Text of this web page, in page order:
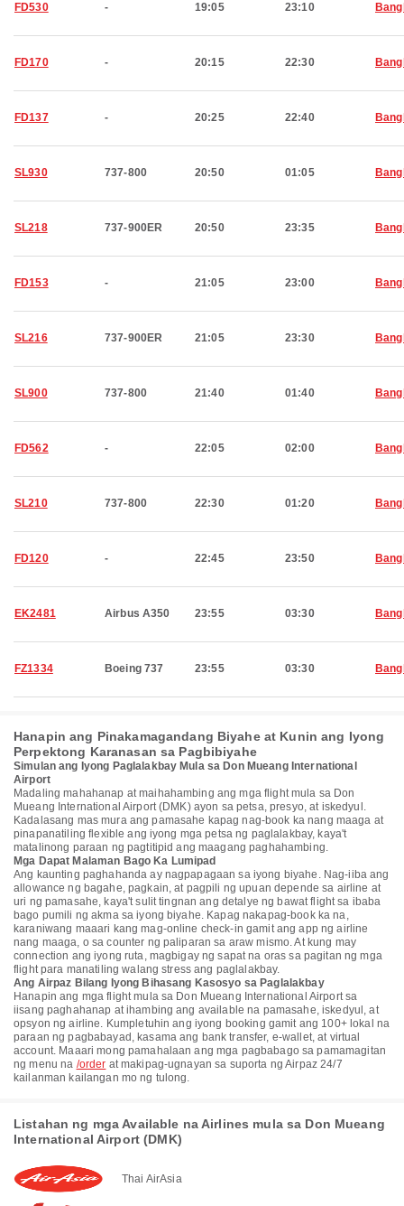
FD530 - 19:05 23:10
FD170 - 20:15 22:30
FD137 - 20:25 22:40
SL930 737-800 20:50 01:05
SL218 737-900ER 20:50 23:35
FD153 - 21:05 23:00
SL216 737-900ER 21:05 23:30
SL900 737-800 21:40 01:40
FD562 - 22:05 02:00
SL210 737-800 22:30 01:20
FD120 - 22:45 23:50
EK2481 Airbus A350 23:55 03:30
FZ1334 Boeing 737 23:55 03:30
Hanapin ang Pinakamagandang Biyahe at Kunin ang Iyong
Perpektong Karanasan sa Pagbibiyahe
Simulan ang Iyong Paglalakbay Mula sa Don Mueang International
Airport
Madaling mahahanap at maihahambing ang mga flight mula sa Don
Mueang International Airport (DMK) ayon sa petsa, presyo, at iskedyul.
Kadalasang mas mura ang pamasahe kapag nag-book ka nang maaga at
pinapanatiling flexible ang iyong mga petsa ng paglalakbay, kaya't
matalinong paraan ng pagtitipid ang maagang paghahambing.
Mga Dapat Malaman Bago Ka Lumipad
Ang kaunting paghahanda ay nagpapagaan sa iyong biyahe. Nag-iiba ang
allowance ng bagahe, pagkain, at pagpili ng upuan depende sa airline at
uri ng pamasahe, kaya't sulit tingnan ang detalye ng bawat flight sa ibaba
bago pumili ng akma sa iyong biyahe. Kapag nakapag-book ka na,
karaniwang maaari kang mag-online check-in gamit ang app ng airline
nang maaga, o sa counter ng paliparan sa araw mismo. At kung may
connection ang iyong ruta, magbigay ng sapat na oras sa pagitan ng mga
flight para manatiling walang stress ang paglalakbay.
Ang Airpaz Bilang Iyong Bihasang Kasosyo sa Paglalakbay
Hanapin ang mga flight mula sa Don Mueang International Airport sa
iisang paghahanap at ihambing ang available na pamasahe, iskedyul, at
opsyon ng airline. Kumpletuhin ang iyong booking gamit ang 100+ lokal na
paraan ng pagbabayad, kasama ang bank transfer, e-wallet, at virtual
account. Maaari mong pamahalaan ang mga pagbabago sa pamamagitan
ng menu na /order at makipag-ugnayan sa suporta ng Airpaz 24/7
kailanman kailangan mo ng tulong.
Listahan ng mga Available na Airlines mula sa Don Mueang
International Airport (DMK)
Thai AirAsia